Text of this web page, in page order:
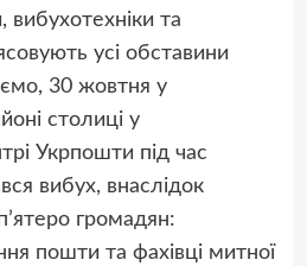
вибухотехніки та
усі обставини
30 жовтня у
столиці у
Укрпошти під час
вибух, внаслідок
громадян:
пошти та фахівці митної